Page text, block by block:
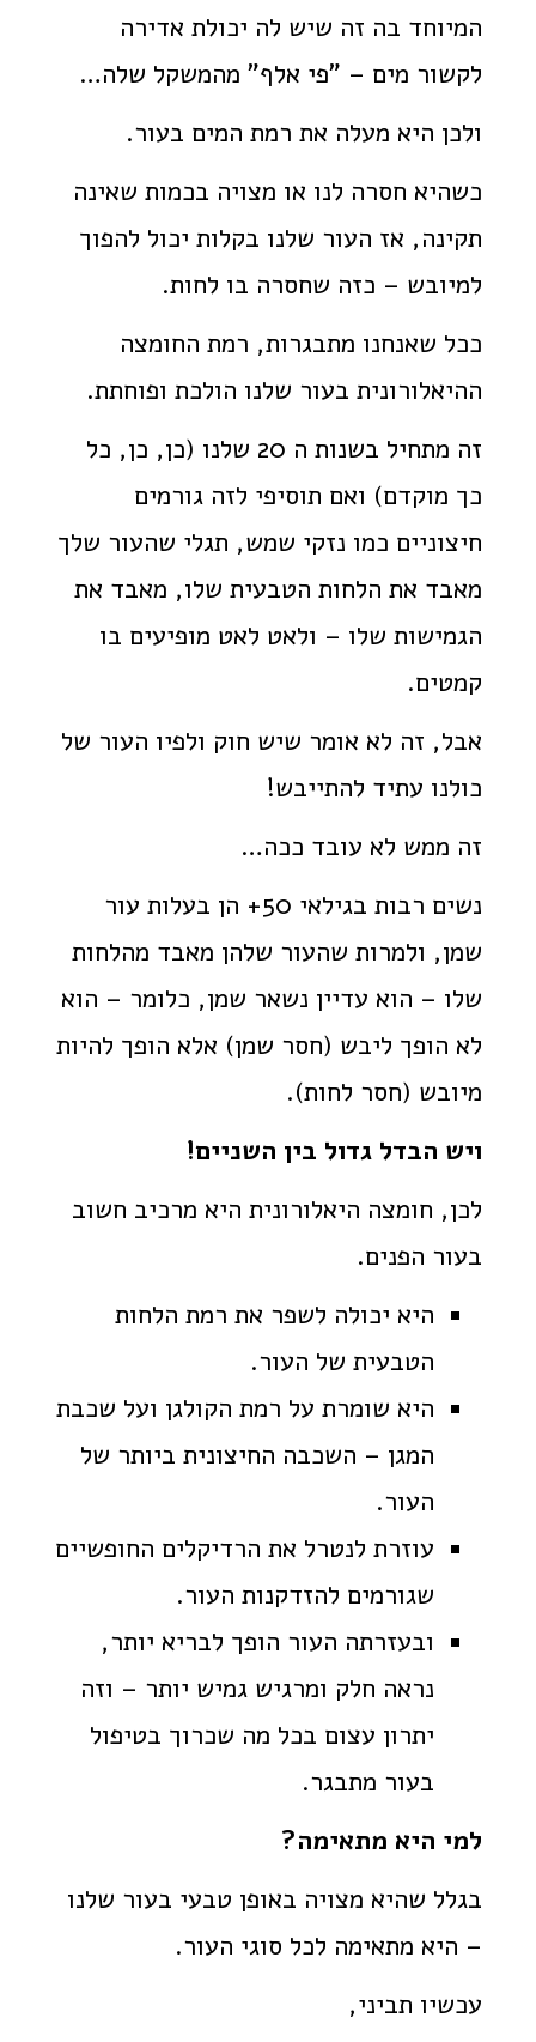
המיוחד בה זה שיש לה יכולת אדירה
לקשור מים – "פי אלף" מהמשקל שלה…
ולכן היא מעלה את רמת המים בעור.
כשהיא חסרה לנו או מצויה בכמות שאינה
תקינה, אז העור שלנו בקלות יכול להפוך
למיובש – כזה שחסרה בו לחות.
ככל שאנחנו מתבגרות, רמת החומצה
ההיאלורונית בעור שלנו הולכת ופוחתת.
זה מתחיל בשנות ה 20 שלנו (כן, כן, כל
כך מוקדם) ואם תוסיפי לזה גורמים
חיצוניים כמו נזקי שמש, תגלי שהעור שלך
מאבד את הלחות הטבעית שלו, מאבד את
הגמישות שלו – ולאט לאט מופיעים בו
קמטים.
אבל, זה לא אומר שיש חוק ולפיו העור של
כולנו עתיד להתייבש!
זה ממש לא עובד ככה…
נשים רבות בגילאי 50+ הן בעלות עור
שמן, ולמרות שהעור שלהן מאבד מהלחות
שלו – הוא עדיין נשאר שמן, כלומר – הוא
לא הופך ליבש (חסר שמן) אלא הופך להיות
מיובש (חסר לחות).
ויש הבדל גדול בין השניים!
לכן, חומצה היאלורונית היא מרכיב חשוב
בעור הפנים.
היא יכולה לשפר את רמת הלחות
הטבעית של העור.
היא שומרת על רמת הקולגן ועל שכבת
המגן – השכבה החיצונית ביותר של
העור.
עוזרת לנטרל את הרדיקלים החופשיים
שגורמים להזדקנות העור.
ובעזרתה העור הופך לבריא יותר,
נראה חלק ומרגיש גמיש יותר – וזה
יתרון עצום בכל מה שכרוך בטיפול
בעור מתבגר.
למי היא מתאימה?
בגלל שהיא מצויה באופן טבעי בעור שלנו
– היא מתאימה לכל סוגי העור.
עכשיו תביני,